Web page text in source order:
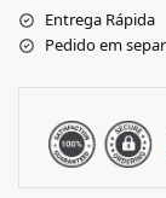
Entrega Rápida
Pedido em